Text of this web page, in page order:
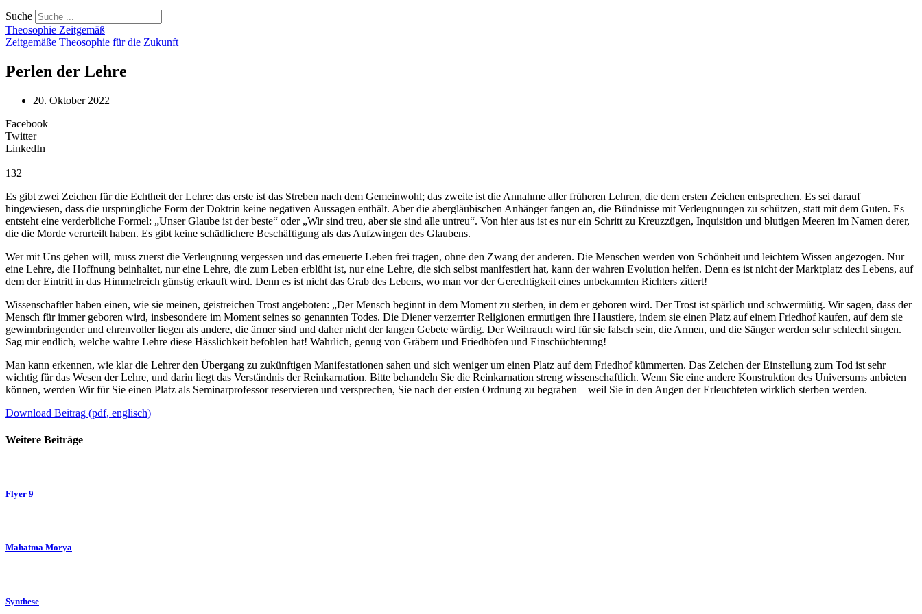
Suche
Theosophie Zeitgemäß
Zeitgemäße Theosophie für die Zukunft
Perlen der Lehre
20. Oktober 2022
Facebook
Twitter
LinkedIn
132
Es gibt zwei Zeichen für die Echtheit der Lehre: das erste ist das Streben nach dem Gemeinwohl; das zweite ist die Annahme aller früheren Lehren, die dem ersten Zeichen entsprechen. Es sei darauf
hingewiesen, dass die ursprüngliche Form der Doktrin keine negativen Aussagen enthält. Aber die abergläubischen Anhänger fangen an, die Bündnisse mit Verleugnungen zu schützen, statt mit dem Guten. Es
entsteht eine verderbliche Formel: „Unser Glaube ist der beste“ oder „Wir sind treu, aber sie sind alle untreu“. Von hier aus ist es nur ein Schritt zu Kreuzzügen, Inquisition und blutigen Meeren im Namen derer,
die die Morde verurteilt haben. Es gibt keine schädlichere Beschäftigung als das Aufzwingen des Glaubens.
Wer mit Uns gehen will, muss zuerst die Verleugnung vergessen und das erneuerte Leben frei tragen, ohne den Zwang der anderen. Die Menschen werden von Schönheit und leichtem Wissen angezogen. Nur
eine Lehre, die Hoffnung beinhaltet, nur eine Lehre, die zum Leben erblüht ist, nur eine Lehre, die sich selbst manifestiert hat, kann der wahren Evolution helfen. Denn es ist nicht der Marktplatz des Lebens, auf
dem der Eintritt in das Himmelreich günstig erkauft wird. Denn es ist nicht das Grab des Lebens, wo man vor der Gerechtigkeit eines unbekannten Richters zittert!
Wissenschaftler haben einen, wie sie meinen, geistreichen Trost angeboten: „Der Mensch beginnt in dem Moment zu sterben, in dem er geboren wird. Der Trost ist spärlich und schwermütig. Wir sagen, dass der
Mensch für immer geboren wird, insbesondere im Moment seines so genannten Todes. Die Diener verzerrter Religionen ermutigen ihre Haustiere, indem sie einen Platz auf einem Friedhof kaufen, auf dem sie
gewinnbringender und ehrenvoller liegen als andere, die ärmer sind und daher nicht der langen Gebete würdig. Der Weihrauch wird für sie falsch sein, die Armen, und die Sänger werden sehr schlecht singen.
Sag mir endlich, welche wahre Lehre diese Hässlichkeit befohlen hat! Wahrlich, genug von Gräbern und Friedhöfen und Einschüchterung!
Man kann erkennen, wie klar die Lehrer den Übergang zu zukünftigen Manifestationen sahen und sich weniger um einen Platz auf dem Friedhof kümmerten. Das Zeichen der Einstellung zum Tod ist sehr
wichtig für das Wesen der Lehre, und darin liegt das Verständnis der Reinkarnation. Bitte behandeln Sie die Reinkarnation streng wissenschaftlich. Wenn Sie eine andere Konstruktion des Universums anbieten
können, werden Wir für Sie einen Platz als Seminarprofessor reservieren und versprechen, Sie nach der ersten Ordnung zu begraben – weil Sie in den Augen der Erleuchteten wirklich sterben werden.
Download Beitrag (pdf, englisch)
Weitere Beiträge
Flyer 9
Mahatma Morya
Synthese